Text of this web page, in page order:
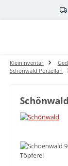
Zum Hauptinhalt
Kleininventar
Schönwald Porzellan
Bildergalerie